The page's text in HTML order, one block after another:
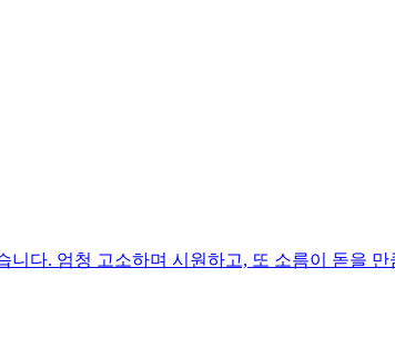
다. 엄청 고소하며 시원하고, 또 소름이 돋을